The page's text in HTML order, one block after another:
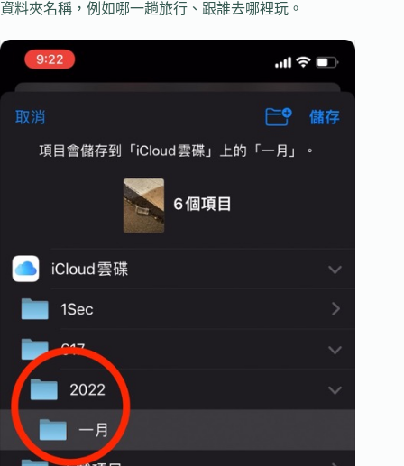
資料夾名稱，例如哪一趟旅行、跟誰去哪裡玩。